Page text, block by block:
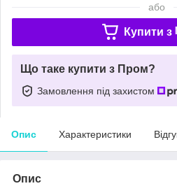
або
Купити з
Що таке купити з Пром?
Замовлення під захистом
Опис Характеристики
Опис